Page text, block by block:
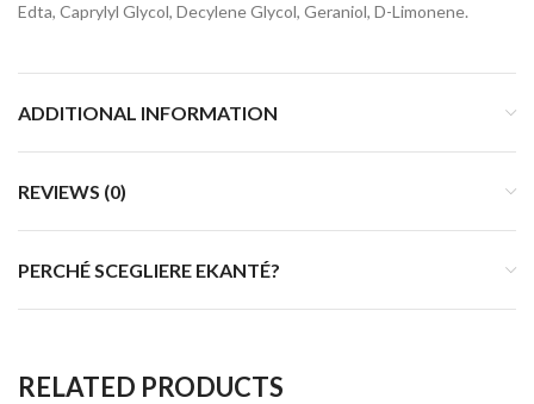
Edta, Caprylyl Glycol, Decylene Glycol, Geraniol, D-Limonene.
ADDITIONAL INFORMATION
REVIEWS (0)
PERCHÉ SCEGLIERE EKANTÉ?
RELATED PRODUCTS